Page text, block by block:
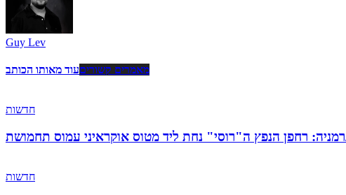
Guy Lev
מאמרים קשוריםעוד מאותו הכותב
חדשות
רחפן הנפץ ה"רוסי" נחת ליד מטוס אוקראיני עמוס תחמושת
חדשות